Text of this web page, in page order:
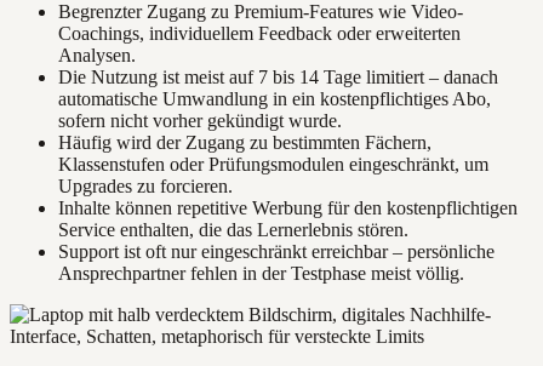
Begrenzter Zugang zu Premium-Features wie Video-
Coachings, individuellem Feedback oder erweiterten
Analysen.
Die Nutzung ist meist auf 7 bis 14 Tage limitiert – danach
automatische Umwandlung in ein kostenpflichtiges Abo,
sofern nicht vorher gekündigt wurde.
Häufig wird der Zugang zu bestimmten Fächern,
Klassenstufen oder Prüfungsmodulen eingeschränkt, um
Upgrades zu forcieren.
Inhalte können repetitive Werbung für den kostenpflichtigen
Service enthalten, die das Lernerlebnis stören.
Support ist oft nur eingeschränkt erreichbar – persönliche
Ansprechpartner fehlen in der Testphase meist völlig.